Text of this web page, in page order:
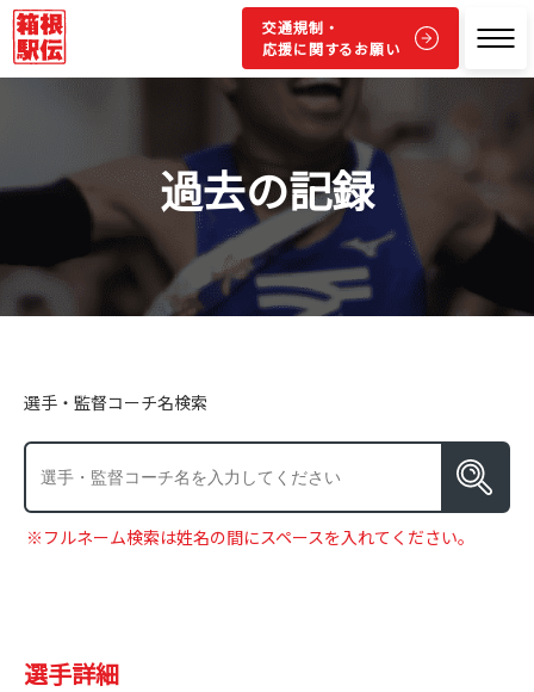
交通規制・
応援に関するお願い
過去の記録
選手・監督コーチ名検索
※フルネーム検索は姓名の間にスペースを入れてください。
選手詳細